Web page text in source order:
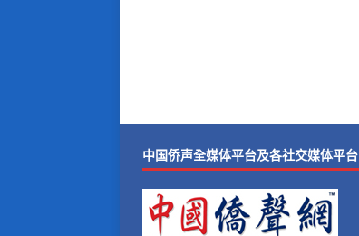
中国侨声全媒体平台及各社交媒体平台